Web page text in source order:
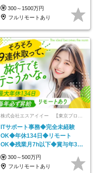
円～／年休130日以上
300～1500万円
フルリモートあり
ITサポート事務◆完全未経験
OK◆年休134日◆リモート
OK◆残業月7h以下◆賞与年3回
◆5年目まで必ず昇給
300～500万円
フルリモートあり